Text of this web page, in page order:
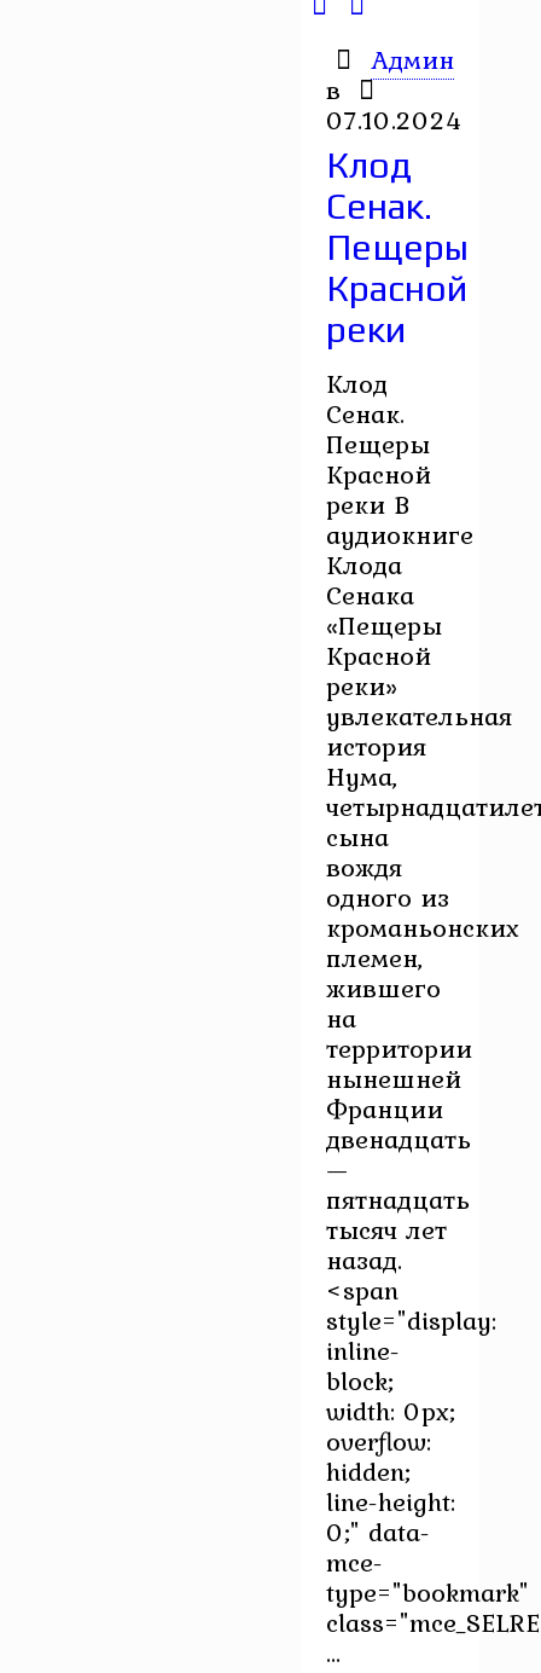
Админ
в
07.10.2024
Клод
Сенак.
Пещеры
Красной
реки
Клод
Сенак.
Пещеры
Красной
реки В
аудиокниге
Клода
Сенака
«Пещеры
Красной
реки»
увлекательная
история
Нума,
сына
вождя
одного из
кроманьонских
племен,
жившего
на
территории
нынешней
Франции
двенадцать
—
пятнадцать
тысяч лет
назад.
<span
style="display:
inline-
block;
width: 0px;
overflow:
hidden;
line-height:
0;" data-
mce-
type="bookmark"
...